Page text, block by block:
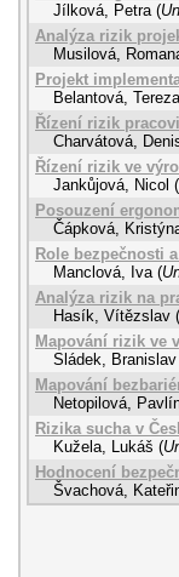
Jílková, Petra (
Analýza rizik
Musilová,
Projekt
Belantová, Tereza
Řízení rizik
Charvátová,
Řízení rizik ve
Jankůjová, Nicol (
Posouzení
Čápková,
Role bezpečnosti
Manclová, Iva (
Analýza rizik na
Hasík, Vítězslav (
Mapování rizik ve
Sládek, Branislav
Mapování
Netopilová,
Rizika sucha v
Kužela, Lukáš (
Hodnocení
Švachová,